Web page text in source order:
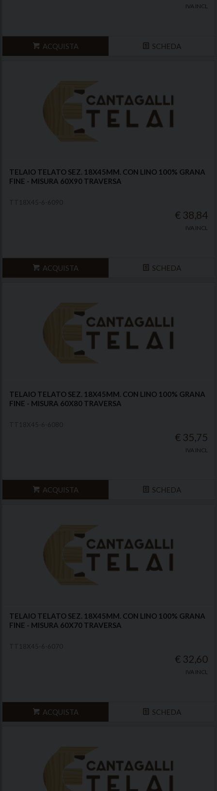
IVA INCL
ACQUISTA SCHEDA
TELAIO TELATO SEZ. 18X45MM. CON LINO 100% GRANA
FINE - MISURA 60X90 TRAVERSA
€ 38,84
IVA INCL
ACQUISTA SCHEDA
TELAIO TELATO SEZ. 18X45MM. CON LINO 100% GRANA
FINE - MISURA 60X80 TRAVERSA
€ 35,75
IVA INCL
ACQUISTA SCHEDA
TELAIO TELATO SEZ. 18X45MM. CON LINO 100% GRANA
FINE - MISURA 60X70 TRAVERSA
€ 32,60
IVA INCL
ACQUISTA SCHEDA